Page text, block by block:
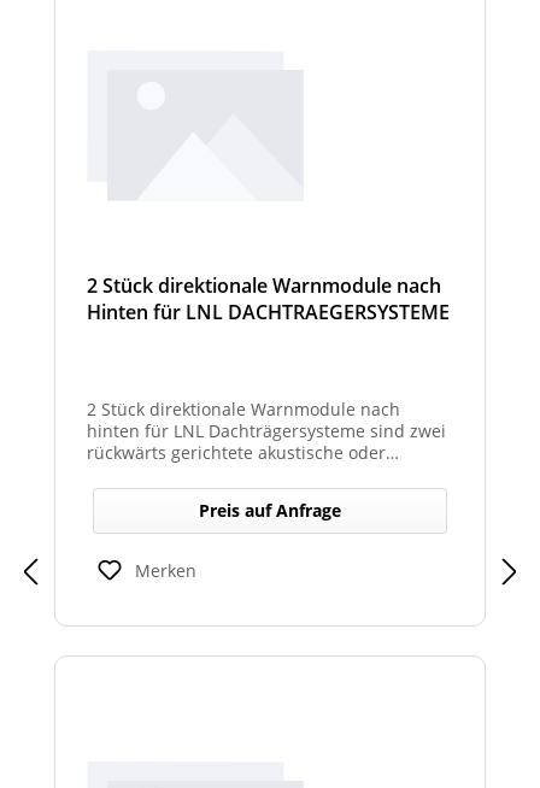
2 Stück direktionale Warnmodule nach
Hinten für LNL DACHTRAEGERSYSTEME
2 Stück direktionale Warnmodule nach
hinten für LNL Dachträgersysteme sind zwei
rückwärts gerichtete akustische oder
Dachträger, die in Richtung Heck gezielte
Warnsignale abgeben. Sie verbessern die
Sicht- und Hörbarkeit von Warnhinweisen
für den rückwärtigen Bereich und erhöhen
so die Sicherheit bei Rangier- oder
Preis auf Anfrage
Merken